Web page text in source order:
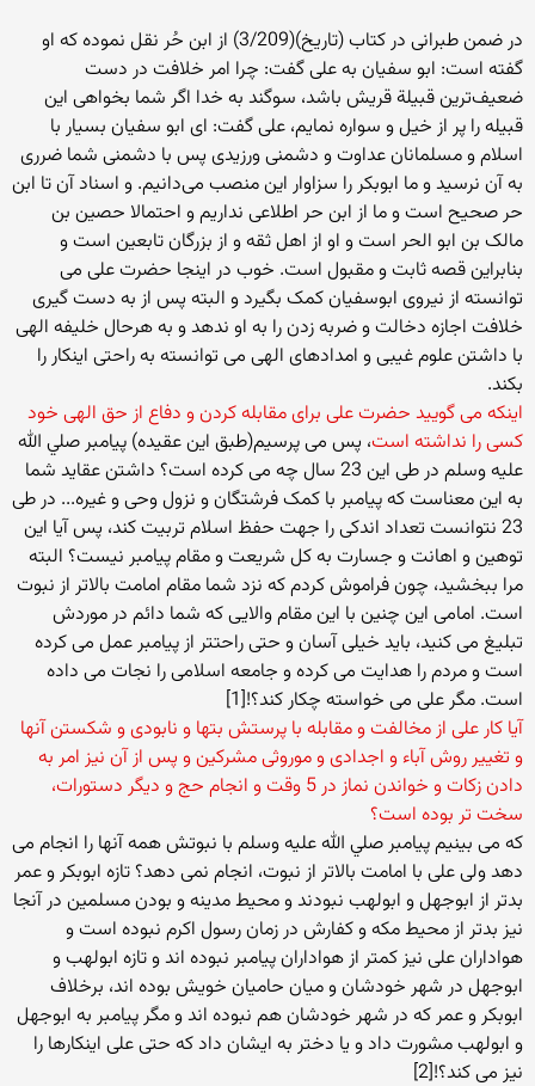
در ضمن طبرانی در کتاب (تاریخ)(3/209) از ابن حُر نقل نموده که او
گفته است: ابو سفیان به علی گفت: چرا امر خلافت در دست
ضعیف‌ترین قبیلة قریش باشد، سوگند به خدا اگر شما بخواهی این
قبیله را پر از خیل و سواره نمایم، علی گفت: ای ابو سفیان بسیار با
اسلام و مسلمانان عداوت و دشمنی ورزیدی پس با دشمنی شما ضرری
به آن نرسید و ما ابوبکر را سزاوار این منصب می‌دانیم. و اسناد آن تا ابن
حر صحیح است و ما از ابن حر اطلاعی نداریم و احتمالا حصین بن
مالک بن ابو الحر است و او از اهل ثقه و از بزرگان تابعین است و
بنابراین قصه ثابت و مقبول است. خوب در اینجا حضرت علی می
توانسته از نیروی ابوسفیان کمک بگیرد و البته پس از به دست گیری
خلافت اجازه دخالت و ضربه زدن را به او ندهد و به هرحال خلیفه الهی
با داشتن علوم غیبی و امدادهای الهی می توانسته به راحتی اینکار را
بکند.
اینکه می گویید حضرت علی برای مقابله کردن و دفاع از حق الهی خود
کسی را نداشته است، پس می پرسیم(طبق این عقیده) پیامبر صلي الله
عليه وسلم در طی این 23 سال چه می کرده است؟ داشتن عقاید شما
به این معناست که پیامبر با کمک فرشتگان و نزول وحی و غیره... در طی
23 نتوانست تعداد اندکی را جهت حفظ اسلام تربیت کند، پس آیا این
توهین و اهانت و جسارت به کل شریعت و مقام پیامبر نیست؟ البته
مرا ببخشید، چون فراموش کردم که نزد شما مقام امامت بالاتر از نبوت
است. امامی این چنین با این مقام والایی که شما دائم در موردش
تبلیغ می کنید، باید خیلی آسان و حتی راحتتر از پیامبر عمل می کرده
است و مردم را هدایت می کرده و جامعه اسلامی را نجات می داده
است. مگر علی می خواسته چکار کند؟![1]
آیا کار علی از مخالفت و مقابله با پرستش بتها و نابودی و شکستن آنها
و تغییر روش آباء و اجدادی و موروثی مشرکین و پس از آن نیز امر به
دادن زکات و خواندن نماز در 5 وقت و انجام حج و دیگر دستورات،
سخت تر بوده است؟
که می بینیم پیامبر صلي الله عليه وسلم با نبوتش همه آنها را انجام می
دهد ولی علی با امامت بالاتر از نبوت، انجام نمی دهد؟ تازه ابوبکر و عمر
بدتر از ابوجهل و ابولهب نبودند و محیط مدینه و بودن مسلمین در آنجا
نیز بدتر از محیط مکه و کفارش در زمان رسول اکرم نبوده است و
هواداران علی نیز کمتر از هواداران پیامبر نبوده اند و تازه ابولهب و
ابوجهل در شهر خودشان و میان حامیان خویش بوده اند، برخلاف
ابوبکر و عمر که در شهر خودشان هم نبوده اند و مگر پیامبر به ابوجهل
و ابولهب مشورت داد و یا دختر به ایشان داد که حتی علی اینکارها را
نیز می کند؟![2]